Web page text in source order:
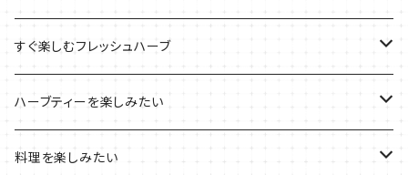
ブリキプランターの栽培キット
木製プランターの栽培キット
プラ製プランターの栽培キット
おすすめの寄せ植え
2022年のお正月
2022年の母の日
2021年の敬老の日
すぐ楽しむフレッシュハーブ
ハーブミックス
ハーブブーケ
ハーブティーを楽しみたい
ハーブティーの定番ハーブ
料理を楽しみたい